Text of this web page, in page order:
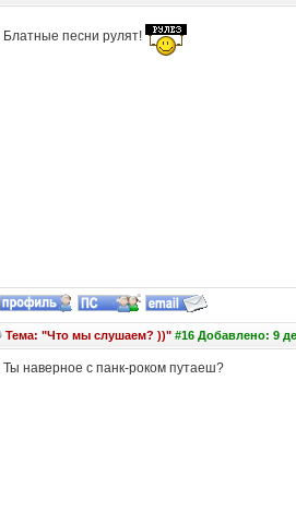
Блатные песни рулят!
Тема: "Что мы слушаем? ))"#16 Добавлено: 9
Ты наверное с панк-роком путаеш?